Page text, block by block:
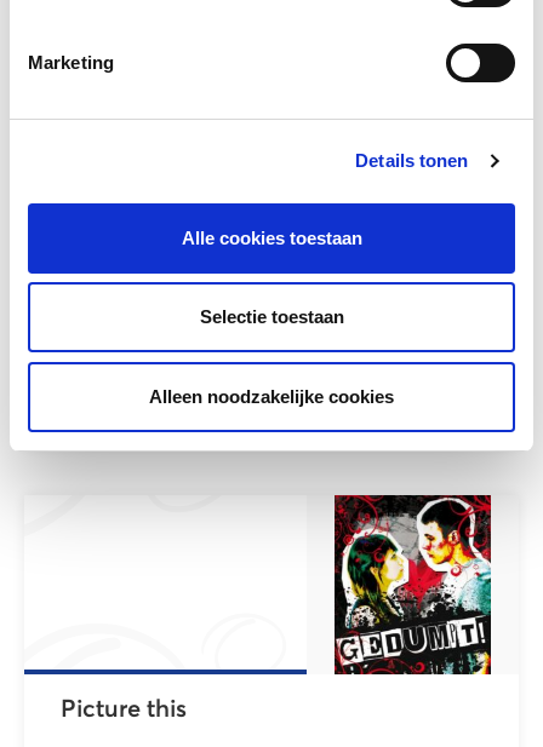
Marketing
Details tonen
Alle cookies toestaan
Selectie toestaan
Alleen noodzakelijke cookies
Verder Lezen
volwassenen. Is een vervolg op Beter Lezen.
Meer lezen
Picture this